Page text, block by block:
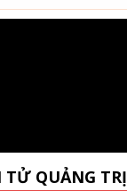
TỬ QUẢNG TRỊ